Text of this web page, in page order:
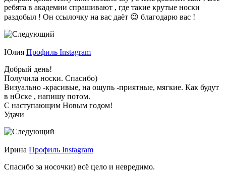
ребята в академии спрашивают , где такие крутые носки
раздобыл ! Он ссылочку на вас даёт 😉 благодарю вас !
Юлия Профиль Instagram
Добрый день!
Получила носки. Спасибо)
Визуально -красивые, на ощупь -приятные, мягкие. Как будут
в нОске , напишу потом.
С наступающим Новым годом!
Удачи
Ирина Профиль Instagram
Спасибо за носочки) всё цело и невредимо.